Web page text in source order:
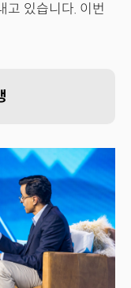
고 있습니다. 이번